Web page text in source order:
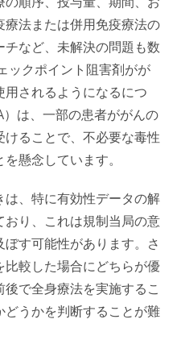
法または併用免疫療法の
など、未解決の問題も数
ックポイント阻害剤がが
されるようになるにつ
は、一部の患者ががんの
ることで、不必要な毒性
懸念しています。
、特に有効性データの解
り、これは規制当局の意
す可能性があります。さ
較した場合にどちらが優
で全身療法を実施するこ
うかを判断することが難